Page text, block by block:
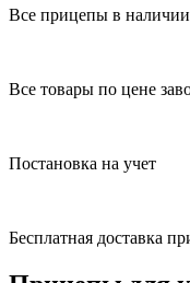
Все прицепы в наличии
Все товары по цене
Постановка на учет
Бесплатная доставка